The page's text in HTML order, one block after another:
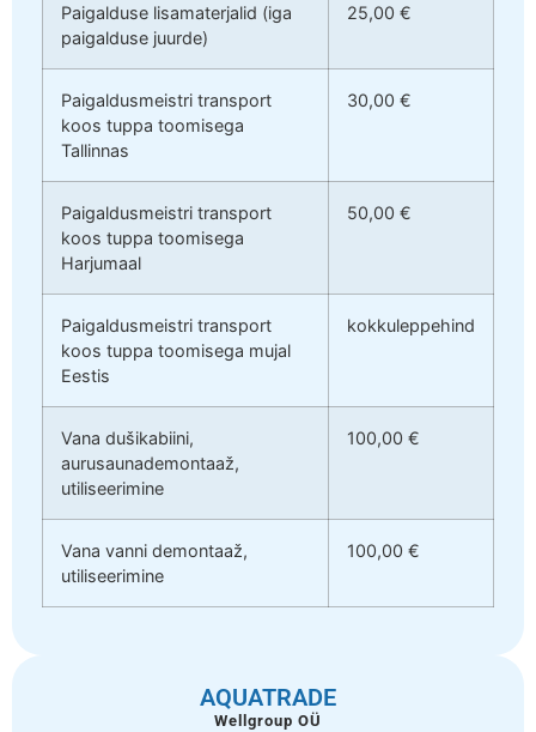
Paigalduse lisamaterjalid (iga
paigalduse juurde)
25,00 €
Paigaldusmeistri transport
koos tuppa toomisega
Tallinnas
30,00 €
Paigaldusmeistri transport
koos tuppa toomisega
Harjumaal
50,00 €
Paigaldusmeistri transport
koos tuppa toomisega mujal
Eestis
kokkuleppehind
Vana dušikabiini,
aurusaunademontaaž,
utiliseerimine
100,00 €
Vana vanni demontaaž,
utiliseerimine
100,00 €
AQUATRADE
Wellgroup OÜ